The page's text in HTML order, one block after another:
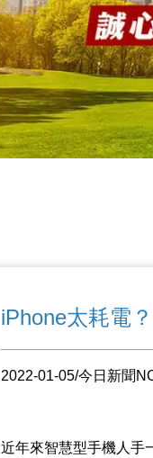
iPhone太耗電
2022-01-05/今日新聞
近年來智慧型手機人手